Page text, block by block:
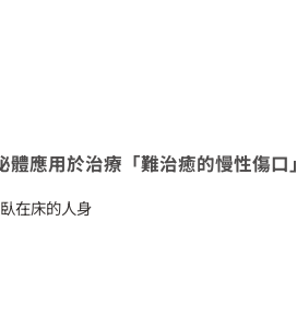
應用於治療「難治癒的慢性傷口」
在床的人身